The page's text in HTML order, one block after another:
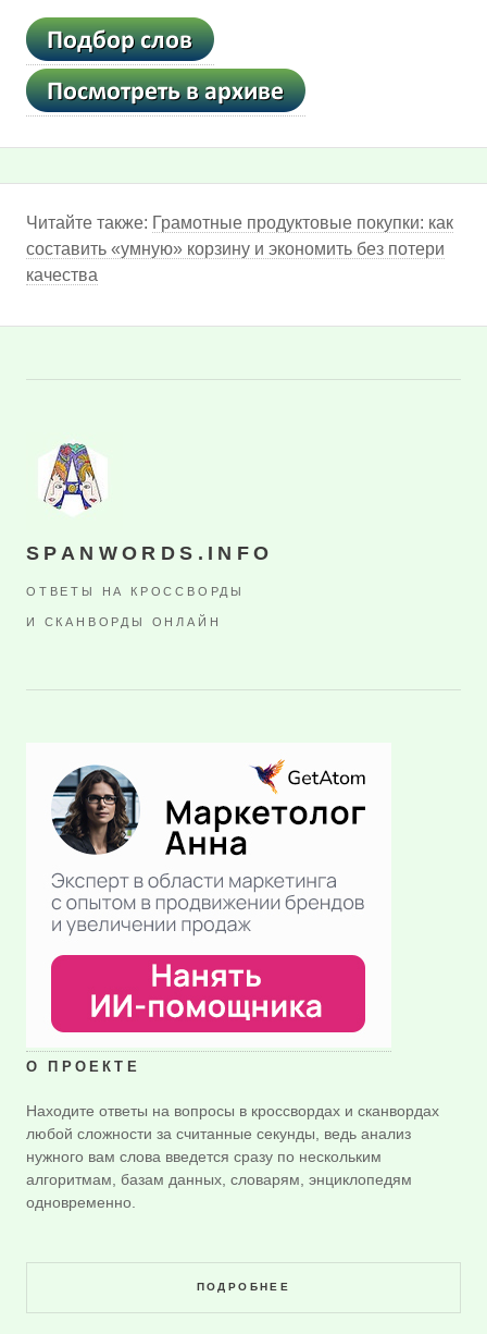
Читайте также: Грамотные продуктовые покупки: как
составить «умную» корзину и экономить без потери
качества
SPANWORDS.INFO
ОТВЕТЫ НА КРОССВОРДЫ
И СКАНВОРДЫ ОНЛАЙН
О ПРОЕКТЕ
Находите ответы на вопросы в кроссвордах и сканвордах
любой сложности за считанные секунды, ведь анализ
нужного вам слова введется сразу по нескольким
алгоритмам, базам данных, словарям, энциклопедям
одновременно.
ПОДРОБНЕЕ